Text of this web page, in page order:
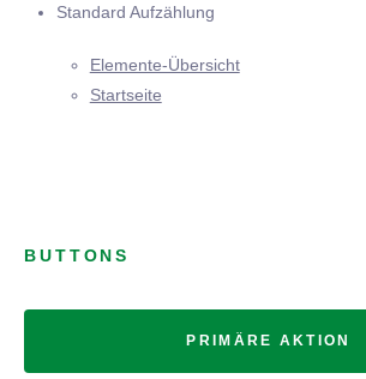
Standard Aufzählung
Elemente-Übersicht
Startseite
BUTTONS
PRIMÄRE AKTION